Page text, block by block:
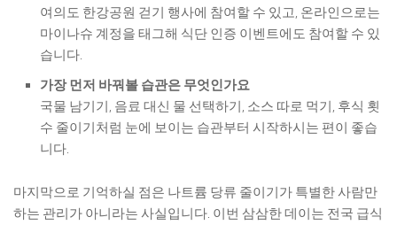
여의도 한강공원 걷기 행사에 참여할 수 있고, 온라인으로는
마이나슈 계정을 태그해 식단 인증 이벤트에도 참여할 수 있
습니다.
가장 먼저 바꿔볼 습관은 무엇인가요
국물 남기기, 음료 대신 물 선택하기, 소스 따로 먹기, 후식 횟
수 줄이기처럼 눈에 보이는 습관부터 시작하시는 편이 좋습
니다.
마지막으로 기억하실 점은 나트륨 당류 줄이기가 특별한 사람만
하는 관리가 아니라는 사실입니다. 이번 삼삼한 데이는 전국 급식